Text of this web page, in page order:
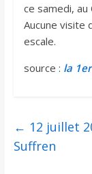
ce samedi,
Aucune visite
escale.
source : la
← 12 juillet
Suffren